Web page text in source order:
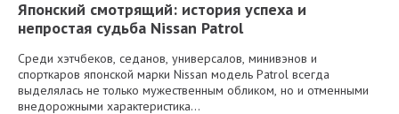
Японский смотрящий: история успеха и
непростая судьба Nissan Patrol
Среди хэтчбеков, седанов, универсалов, минивэнов и
спорткаров японской марки Nissan модель Patrol всегда
выделялась не только мужественным обликом, но и отменными
внедорожными характеристика...